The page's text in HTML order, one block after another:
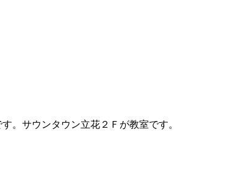
。サウンタウン立花２Ｆが教室です。